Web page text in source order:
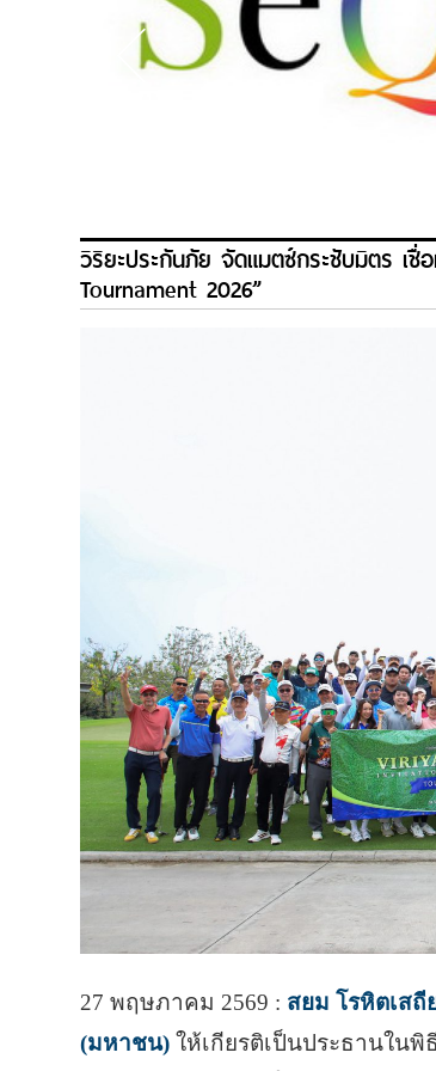
วิริยะประกันภัย จัดแมตซ์กระชับมิตร เ
Tournament 2026”
27 พฤษภาคม 2569 : สยม โรหิตเสถี
(มหาชน) ให้เกียรติเป็นประธานใน